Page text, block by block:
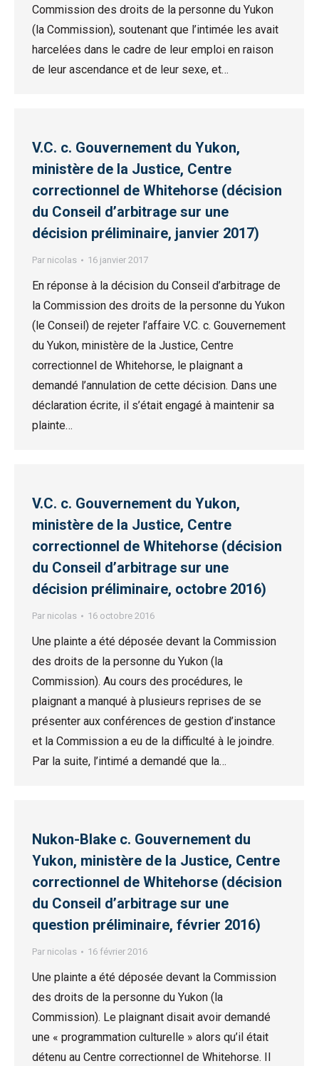
Commission des droits de la personne du Yukon
(la Commission), soutenant que l’intimée les avait
harcelées dans le cadre de leur emploi en raison
de leur ascendance et de leur sexe, et…
V.C. c. Gouvernement du Yukon,
ministère de la Justice, Centre
correctionnel de Whitehorse (décision
du Conseil d’arbitrage sur une
décision préliminaire, janvier 2017)
Par nicolas 16 janvier 2017
En réponse à la décision du Conseil d’arbitrage de
la Commission des droits de la personne du Yukon
(le Conseil) de rejeter l’affaire V.C. c. Gouvernement
du Yukon, ministère de la Justice, Centre
correctionnel de Whitehorse, le plaignant a
demandé l’annulation de cette décision. Dans une
déclaration écrite, il s’était engagé à maintenir sa
plainte…
V.C. c. Gouvernement du Yukon,
ministère de la Justice, Centre
correctionnel de Whitehorse (décision
du Conseil d’arbitrage sur une
décision préliminaire, octobre 2016)
Par nicolas 16 octobre 2016
Une plainte a été déposée devant la Commission
des droits de la personne du Yukon (la
Commission). Au cours des procédures, le
plaignant a manqué à plusieurs reprises de se
présenter aux conférences de gestion d’instance
et la Commission a eu de la difficulté à le joindre.
Par la suite, l’intimé a demandé que la…
Nukon-Blake c. Gouvernement du
Yukon, ministère de la Justice, Centre
correctionnel de Whitehorse (décision
du Conseil d’arbitrage sur une
question préliminaire, février 2016)
Par nicolas 16 février 2016
Une plainte a été déposée devant la Commission
des droits de la personne du Yukon (la
Commission). Le plaignant disait avoir demandé
une « programmation culturelle » alors qu’il était
détenu au Centre correctionnel de Whitehorse. Il